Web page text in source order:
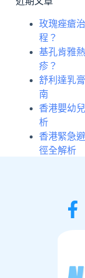
玫瑰痤瘡
程？
基孔肯雅
疹？
舒利達乳
南
香港嬰幼
析
香港緊急
徑全解析